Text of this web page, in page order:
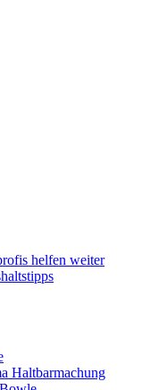
helfen weiter
Haltbarmachung